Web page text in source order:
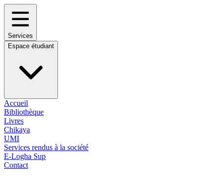
Services
Espace étudiant
Accueil
Bibliothèque
Livres
Chikaya
UMI
Services rendus à la société
E-Logha Sup
Contact